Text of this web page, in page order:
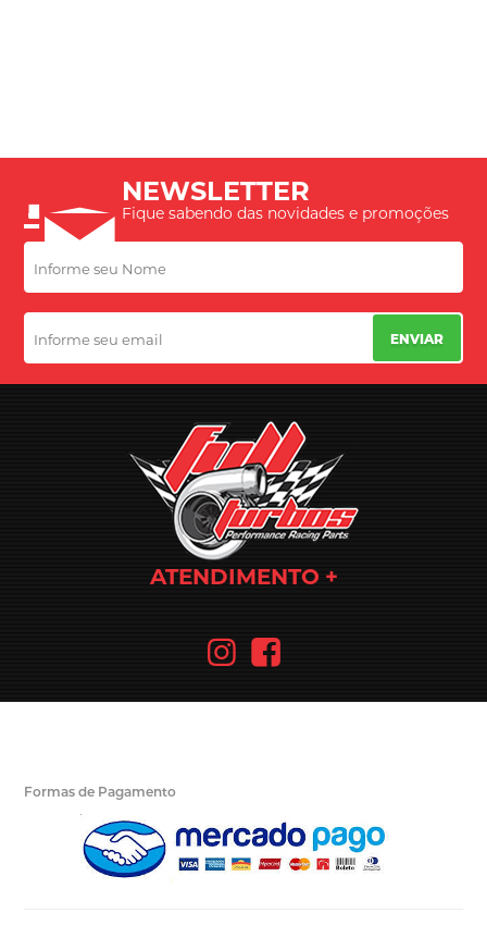
NEWSLETTER
Fique sabendo das novidades e promoções
ENVIAR
ATENDIMENTO
Formas de Pagamento